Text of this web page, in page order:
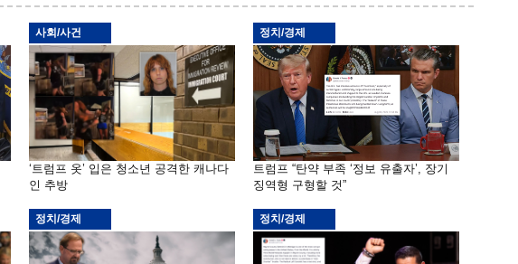
사회/사건
‘트럼프 옷’ 입은 청소년 공격한 캐나다
인 추방
정치/경제
트럼프 “탄약 부족 ‘정보 유출자’, 장기
징역형 구형할 것”
정치/경제 정치/경제